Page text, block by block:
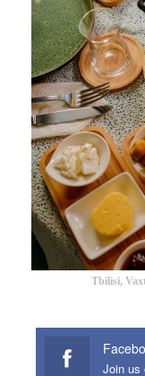
Tbilisi,